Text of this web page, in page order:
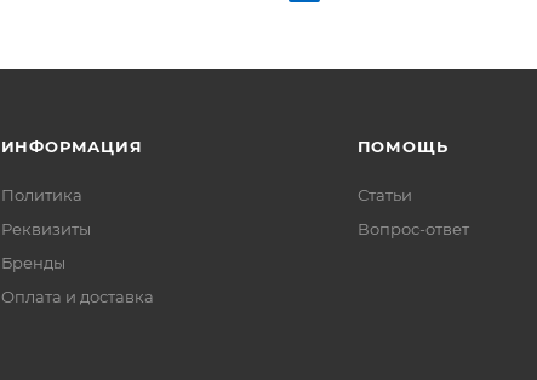
ИНФОРМАЦИЯ
Политика
Реквизиты
Бренды
Оплата и доставка
ПОМОЩЬ
Статьи
Вопрос-ответ